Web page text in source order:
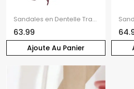
Ajoute Au Panier
Sandales en Dentelle Transparente à Lacets et Talons Plats
63.99